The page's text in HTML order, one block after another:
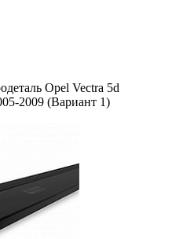
Opel Vectra 5d
2009 (Вариант 1)